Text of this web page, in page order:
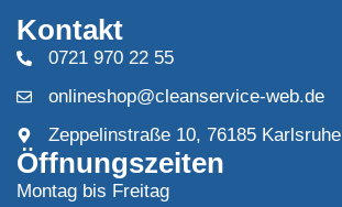
Kontakt
0721 970 22 55
onlineshop@cleanservice-web.de
Zeppelinstraße 10, 76185 Karlsruhe
Öffnungszeiten
Montag bis Freitag